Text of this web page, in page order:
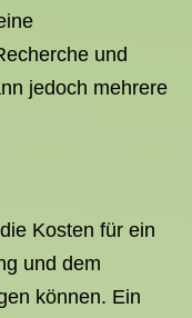
und
jedoch mehrere
Kosten für ein
und dem
können. Ein